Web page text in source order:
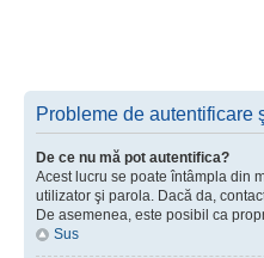
Probleme de autentificare
De ce nu mă pot autentifica?
Acest lucru se poate întâmpla din
utilizator şi parola. Dacă da,
De asemenea, este posibil ca
Sus